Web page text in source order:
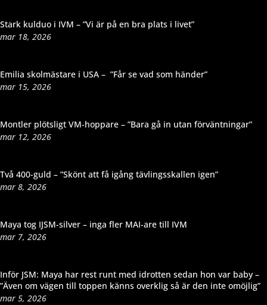
Stark kulduo i IVM – ”Vi är på en bra plats i livet”
mar 18, 2026
Emilia skolmästare i USA – ”Får se vad som händer”
mar 15, 2026
Montler plötsligt VM-hoppare – ”Bara gå in utan förväntningar”
mar 12, 2026
Två 400-guld – ”Skönt att få igång tävlingsskallen igen”
mar 8, 2026
Maya tog IJSM-silver – inga fler MAI-are till IVM
mar 7, 2026
Inför JSM: Maya har rest runt med idrotten sedan hon var baby –
”Även om vägen till toppen känns overklig så är den inte omöjlig”
mar 5, 2026